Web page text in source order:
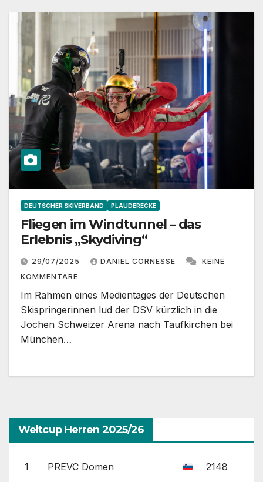
DEUTSCHER SKIVERBAND PLAUDERECKE
Fliegen im Windtunnel – das
Erlebnis „Skydiving“
29/07/2025 DANIEL CORNESSE
KEINE
KOMMENTARE
Im Rahmen eines Medientages der Deutschen
Skispringerinnen lud der DSV kürzlich in die
Jochen Schweizer Arena nach Taufkirchen bei
München…
Weltcup Herren 2025/26
1 PREVC Domen 2148